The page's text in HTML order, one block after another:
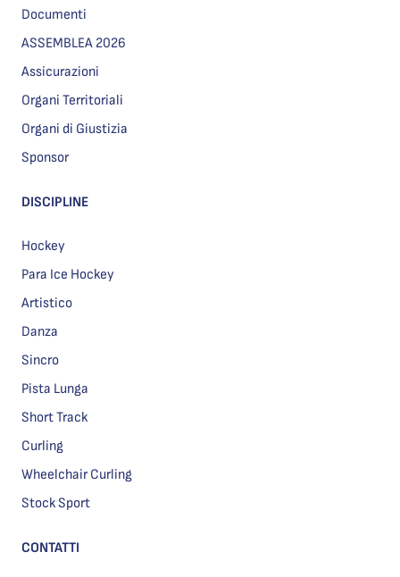
Documenti
ASSEMBLEA 2026
Assicurazioni
Organi Territoriali
Organi di Giustizia
Sponsor
DISCIPLINE
Hockey
Para Ice Hockey
Artistico
Danza
Sincro
Pista Lunga
Short Track
Curling
Wheelchair Curling
Stock Sport
CONTATTI